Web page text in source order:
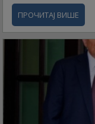
ПРОЧИТАЈ ВИШЕ